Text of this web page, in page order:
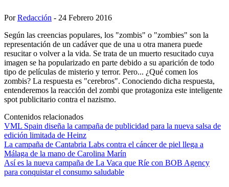
PorRedacción - 24 Febrero 2016
Según las creencias populares, los "zombis" o "zombies" son la
representación de un cadáver que de una u otra manera puede
resucitar o volver a la vida. Se trata de un muerto resucitado cuya
imagen se ha popularizado en parte debido a su aparición de todo
tipo de películas de misterio y terror. Pero... ¿Qué comen los
zombis? La respuesta es "cerebros". Conociendo dicha respuesta,
entenderemos la reacción del zombi que protagoniza este inteligente
spot publicitario contra el nazismo.
Contenidos relacionados
VML Spain diseña la campaña de publicidad para la nueva salsa de
edición limitada de Heinz
La campaña de Cantabria Labs contra el cáncer de piel llega a
Málaga de la mano de Carolina Marín
Así es la nueva campaña de La Vaca que Ríe con BOB Agency
para conquistar el consumo saludable